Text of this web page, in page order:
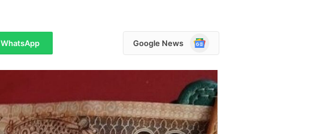
WhatsApp Google News
Google